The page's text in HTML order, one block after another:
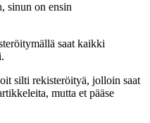
sinun on ensin
saat kaikki
silti rekisteröityä, jolloin saat
mutta et pääse